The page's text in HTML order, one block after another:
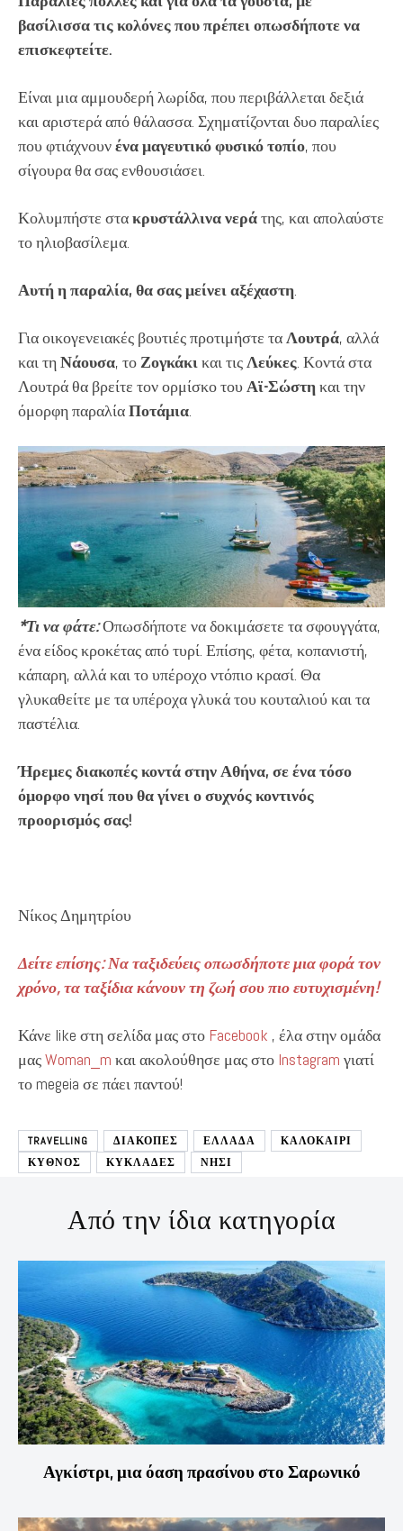
βασίλισσα τις κολόνες που πρέπει οπωσδήποτε να
επισκεφτείτε.
Είναι μια αμμουδερή λωρίδα, που περιβάλλεται δεξιά
και αριστερά από θάλασσα. Σχηματίζονται δυο παραλίες
που φτιάχνουνένα μαγευτικό φυσικό τοπίο, που
σίγουρα θα σας ενθουσιάσει.
Κολυμπήστε στακρυστάλλινα νεράτης, και απολαύστε
το ηλιοβασίλεμα.
Αυτή η παραλία, θα σας μείνει αξέχαστη.
Για οικογενειακές βουτιές προτιμήστε ταΛουτρά, αλλά
και τη Νάουσα, τοΖογκάκικαι τιςΛεύκες. Κοντά στα
Λουτρά θα βρείτε τον ορμίσκο τουΑϊ-Σώστηκαι την
όμορφη παραλίαΠοτάμια.
*Τι να φάτε:Οπωσδήποτε να δοκιμάσετε τα σφουγγάτα,
ένα είδος κροκέτας από τυρί. Επίσης, φέτα, κοπανιστή,
κάπαρη, αλλά και το υπέροχο ντόπιο κρασί. Θα
γλυκαθείτε με τα υπέροχα γλυκά του κουταλιού και τα
παστέλια.
Ήρεμες διακοπές κοντά στην Αθήνα, σε ένα τόσο
όμορφο νησί που θα γίνει ο συχνός κοντινός
προορισμός σας!
Νίκος Δημητρίου
Δείτε επίσης: Να ταξιδεύεις οπωσδήποτε μια φορά τον
χρόνο, τα ταξίδια κάνουν τη ζωή σου πιο ευτυχισμένη!
Κάνε like στη σελίδα μας στο Facebook , έλα στην ομάδα
μαςWoman_m και ακολούθησε μας στο Instagram γιατί
το megeia σε πάει παντού!
TRAVELLING ΔΙΑΚΟΠΕΣ ΕΛΛΑΔΑ
ΚΑΛΟΚΑΙΡΙ
ΚΥΘΝΟΣ
ΚΥΚΛΑΔΕΣ ΝΗΣΙ
Από την ίδια κατηγορία
Αγκίστρι, μια όαση πρασίνου στο Σαρωνικό